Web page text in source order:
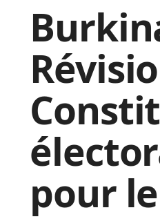
pour